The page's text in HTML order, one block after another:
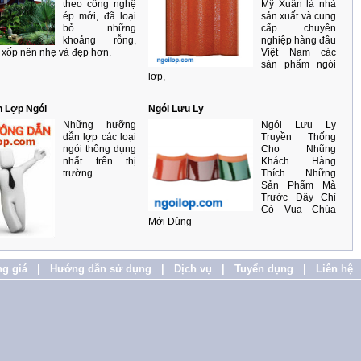
theo công nghệ
ép mới, đã loại
bỏ những
khoảng rỗng,
nên nhẹ và đẹp hơn.
Mỹ Xuân là nhà
sản xuất và cung
cấp chuyên
nghiệp hàng đầu
Việt Nam các
sản phẩm ngói
lợp,
Lợp Ngói
Những hưỡng
dẫn lợp các loại
ngói thông dụng
nhất trên thị
trường
Ngói Lưu Ly
Ngói Lưu Ly
Truyền Thống
Cho Nhũng
Khách Hàng
Thích Những
Sản Phẩm Mà
Trước Đây Chỉ
Có Vua Chúa
Mới Dùng
giá Hướng dẫn sử dụng Dịch vụ Tuyển dụng Liên hệ